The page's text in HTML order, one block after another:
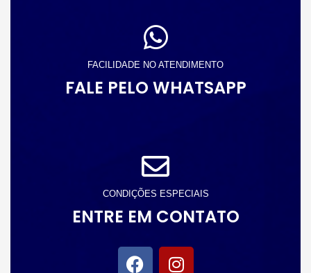
FACILIDADE NO ATENDIMENTO
FALE PELO WHATSAPP
CONDIÇÕES ESPECIAIS
ENTRE EM CONTATO